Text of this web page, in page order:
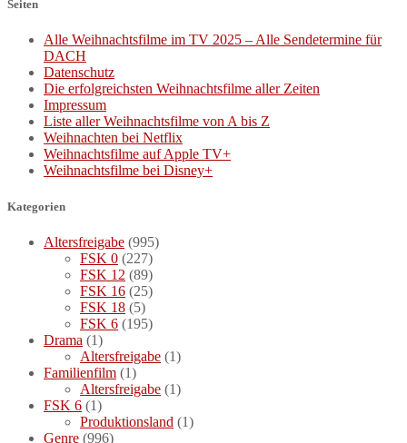
Seiten
Alle Weihnachtsfilme im TV 2025 – Alle Sendetermine für
DACH
Datenschutz
Die erfolgreichsten Weihnachtsfilme aller Zeiten
Impressum
Liste aller Weihnachtsfilme von A bis Z
Weihnachten bei Netflix
Weihnachtsfilme auf Apple TV+
Weihnachtsfilme bei Disney+
Kategorien
Altersfreigabe (995)
FSK 0 (227)
FSK 12 (89)
FSK 16 (25)
FSK 18 (5)
FSK 6 (195)
Drama (1)
Altersfreigabe (1)
Familienfilm (1)
Altersfreigabe (1)
FSK 6 (1)
Produktionsland (1)
Genre (996)